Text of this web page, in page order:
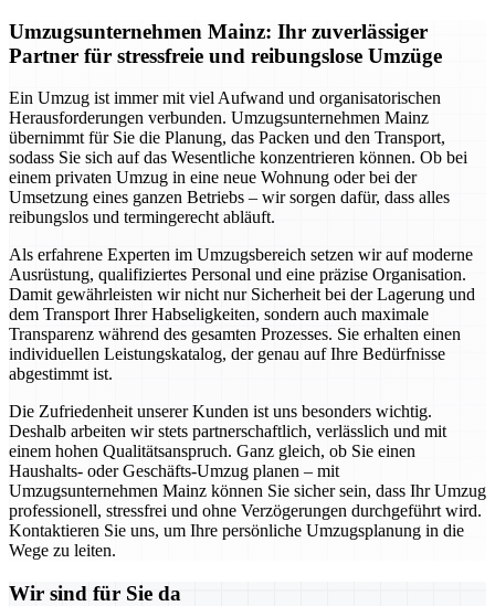
Umzugsunternehmen Mainz: Ihr zuverlässiger
Partner für stressfreie und reibungslose Umzüge
Ein Umzug ist immer mit viel Aufwand und organisatorischen
Herausforderungen verbunden. Umzugsunternehmen Mainz
übernimmt für Sie die Planung, das Packen und den Transport,
sodass Sie sich auf das Wesentliche konzentrieren können. Ob bei
einem privaten Umzug in eine neue Wohnung oder bei der
Umsetzung eines ganzen Betriebs – wir sorgen dafür, dass alles
reibungslos und termingerecht abläuft.
Als erfahrene Experten im Umzugsbereich setzen wir auf moderne
Ausrüstung, qualifiziertes Personal und eine präzise Organisation.
Damit gewährleisten wir nicht nur Sicherheit bei der Lagerung und
dem Transport Ihrer Habseligkeiten, sondern auch maximale
Transparenz während des gesamten Prozesses. Sie erhalten einen
individuellen Leistungskatalog, der genau auf Ihre Bedürfnisse
abgestimmt ist.
Die Zufriedenheit unserer Kunden ist uns besonders wichtig.
Deshalb arbeiten wir stets partnerschaftlich, verlässlich und mit
einem hohen Qualitätsanspruch. Ganz gleich, ob Sie einen
Haushalts- oder Geschäfts-Umzug planen – mit
Umzugsunternehmen Mainz können Sie sicher sein, dass Ihr Umzug
professionell, stressfrei und ohne Verzögerungen durchgeführt wird.
Kontaktieren Sie uns, um Ihre persönliche Umzugsplanung in die
Wege zu leiten.
Wir sind für Sie da